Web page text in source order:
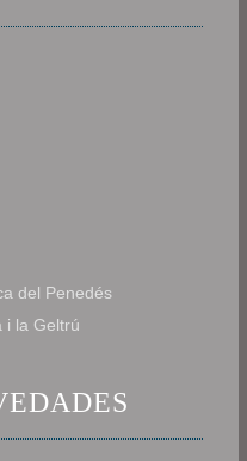
del Penedés
i la Geltrú